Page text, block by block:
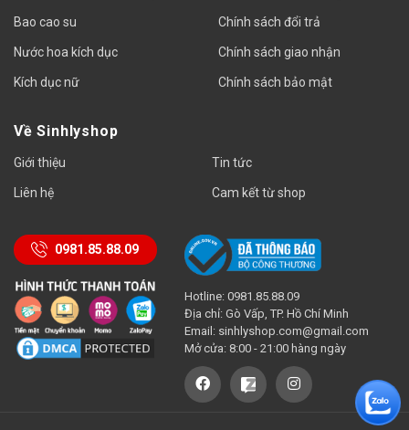
Bao cao su
Nước hoa kích dục
Kích dục nữ
Chính sách đổi trả
Chính sách giao nhận
Chính sách bảo mật
Về Sinhlyshop
Giới thiệu
Liên hệ
Tin tức
Cam kết từ shop
0981.85.88.09
Hotline: 0981.85.88.09
Địa chỉ: Gò Vấp, TP. Hồ Chí Minh
Email: sinhlyshop.com@gmail.com
Mở cửa: 8:00 - 21:00 hàng ngày